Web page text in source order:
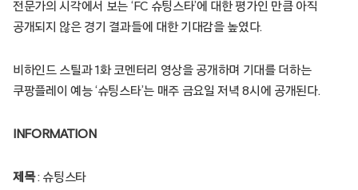
전문가의 시각에서 보는 ‘FC 슈팅스타’에 대한 평가인 만큼 아직
공개되지 않은 경기 결과들에 대한 기대감을 높였다.
비하인드 스틸과 1화 코멘터리 영상을 공개하며 기대를 더하는
쿠팡플레이 예능 ‘슈팅스타’는 매주 금요일 저녁 8시에 공개된다.
INFORMATION
제목: 슈팅스타